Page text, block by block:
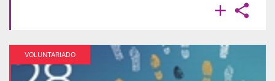
 
VOLUNTARIADO